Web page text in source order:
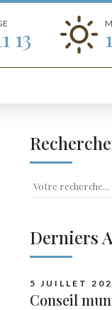
13
Derniers
5 JUILLET
Conseil